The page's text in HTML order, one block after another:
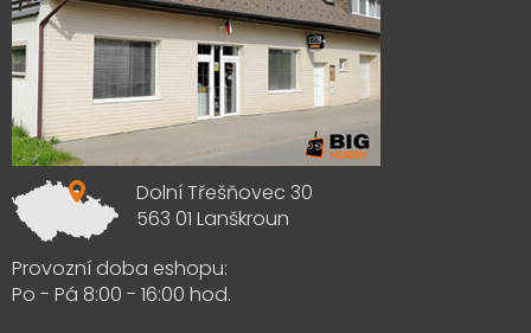
Dolní Třešňovec 30
563 01 Lanškroun
Provozní doba eshopu:
Po - Pá 8:00 - 16:00 hod.